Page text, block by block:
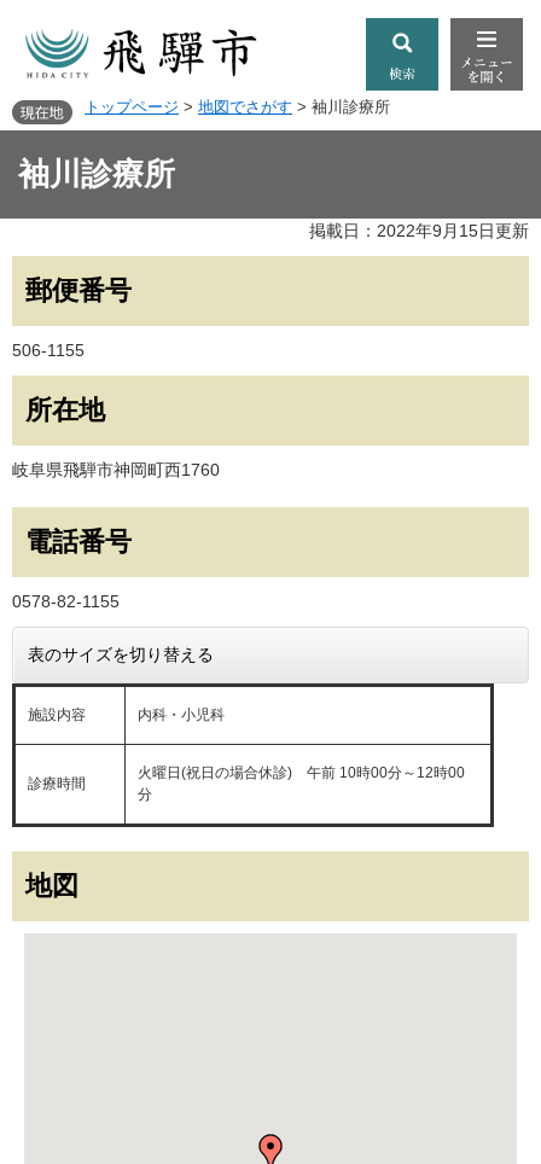
トップページ > 地図でさがす > 袖川診療所
袖川診療所
掲載日：2022年9月15日更新
郵便番号
506-1155
所在地
岐阜県飛騨市神岡町西1760
電話番号
0578-82-1155
表のサイズを切り替える
施設内容 内科・小児科
診療時間
火曜日(祝日の場合休診) 午前 10時00分～12時00
分
地図